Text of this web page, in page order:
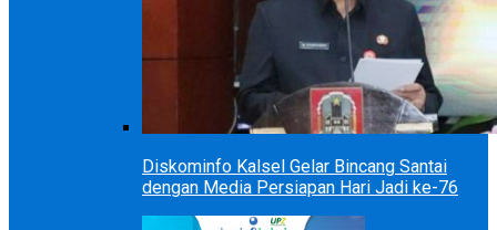
Diskominfo Kalsel Gelar Bincang Santai
dengan Media Persiapan Hari Jadi ke-76